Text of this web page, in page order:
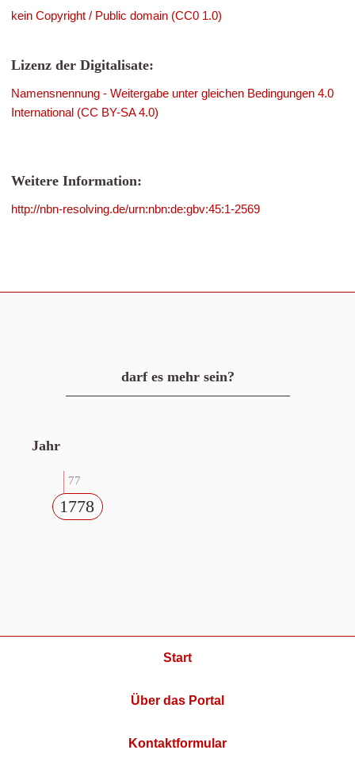
kein Copyright / Public domain (CC0 1.0)
Lizenz der Digitalisate:
Namensnennung - Weitergabe unter gleichen Bedingungen 4.0
International (CC BY-SA 4.0)
Weitere Information:
http://nbn-resolving.de/urn:nbn:de:gbv:45:1-2569
darf es mehr sein?
Jahr
77
1778
Start
Über das Portal
Kontaktformular